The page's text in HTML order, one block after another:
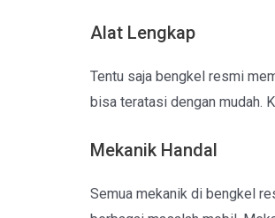
Alat Lengkap
Tentu saja bengkel resmi
bisa teratasi dengan mudah.
Mekanik Handal
Semua mekanik di bengkel